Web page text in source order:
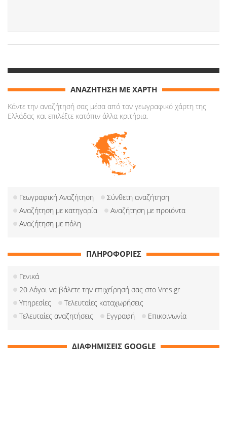
ΑΝΑΖΗΤΗΣΗ ΜΕ ΧΑΡΤΗ
Κάντε την αναζήτησή σας μέσα από τον γεωγραφικό χάρτη της
Ελλάδας και επιλέξτε κατόπιν άλλα κριτήρια.
Γεωγραφική Αναζήτηση
Σύνθετη αναζήτηση
Αναζήτηση με κατηγορία
Αναζήτηση με προιόντα
Αναζήτηση με πόλη
ΠΛΗΡΟΦΟΡΙΕΣ
Γενικά
20 Λόγοι να βάλετε την επιχείρησή σας στο Vres.gr
Υπηρεσίες
Τελευταίες καταχωρήσεις
Τελευταίες αναζητήσεις
Εγγραφή Επικοινωνία
ΔΙΑΦΗΜΙΣΕΙΣ GOOGLE